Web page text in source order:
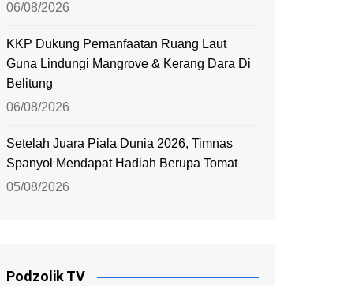
06/08/2026
KKP Dukung Pemanfaatan Ruang Laut
Guna Lindungi Mangrove & Kerang Dara Di
Belitung
06/08/2026
Setelah Juara Piala Dunia 2026, Timnas
Spanyol Mendapat Hadiah Berupa Tomat
05/08/2026
Podzolik TV